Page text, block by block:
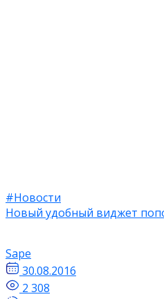
#Новости
Новый удобный виджет
Sape
30.08.2016
2 308